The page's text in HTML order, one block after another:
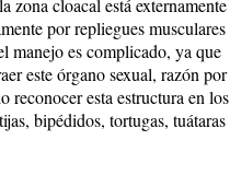
zona cloacal está externamente
por repliegues musculares
manejo es complicado, ya que
este órgano sexual, razón por
reconocer esta estructura en los
bipédidos, tor­tugas, tuátaras